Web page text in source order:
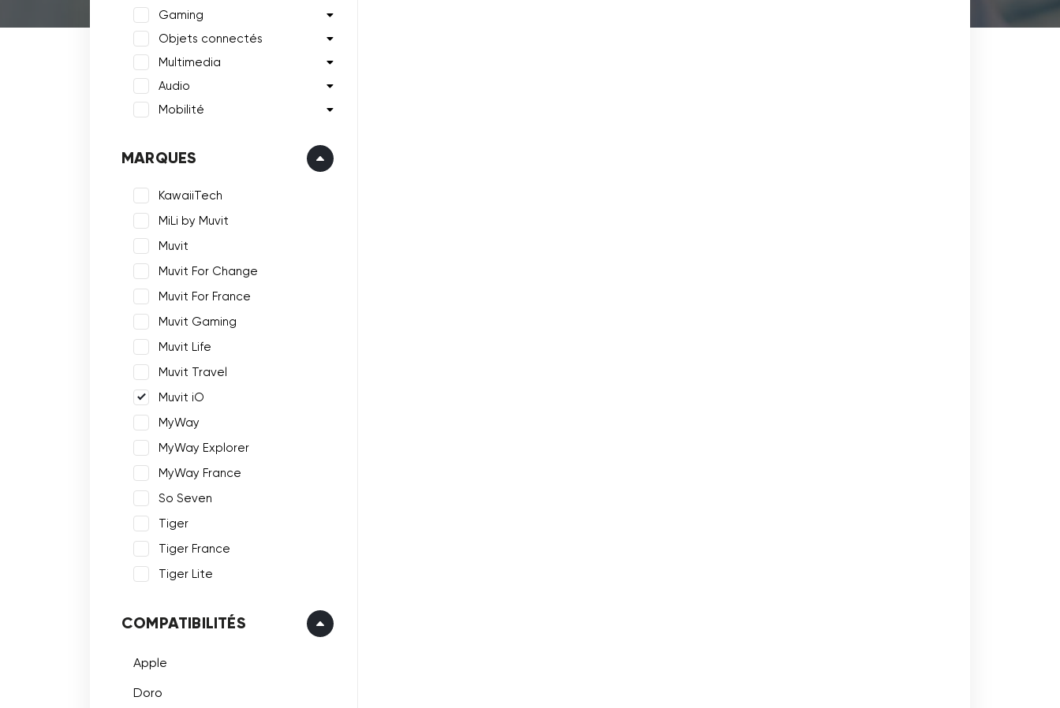
Gaming
Objets connectés
Multimedia
Audio
Mobilité
MARQUES
KawaiiTech
MiLi by Muvit
Muvit
Muvit For Change
Muvit For France
Muvit Gaming
Muvit Life
Muvit Travel
Muvit iO
MyWay
MyWay Explorer
MyWay France
So Seven
Tiger
Tiger France
Tiger Lite
COMPATIBILITÉS
Apple
Doro